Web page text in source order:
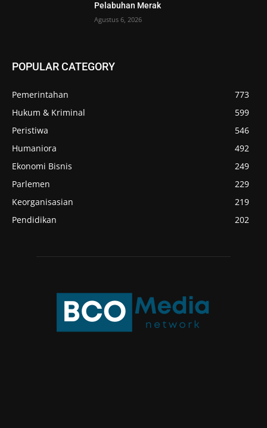
Pelabuhan Merak
Agustus 6, 2026
POPULAR CATEGORY
Pemerintahan
773
Hukum & Kriminal
599
Peristiwa
546
Humaniora
492
Ekonomi Bisnis
249
Parlemen
229
Keorganisasian
219
Pendidikan
202